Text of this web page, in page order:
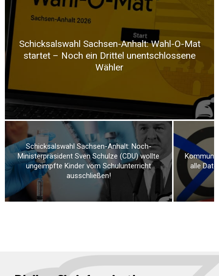
Schicksalswahl Sachsen-Anhalt: Wahl-O-Mat
startet – Noch ein Drittel unentschlossene
Wähler
Schicksalswahl Sachsen-Anhalt: Noch-
Ministerpräsident Sven Schulze (CDU) wollte
ungeimpfte Kinder vom Schulunterricht
ausschließen!
alle